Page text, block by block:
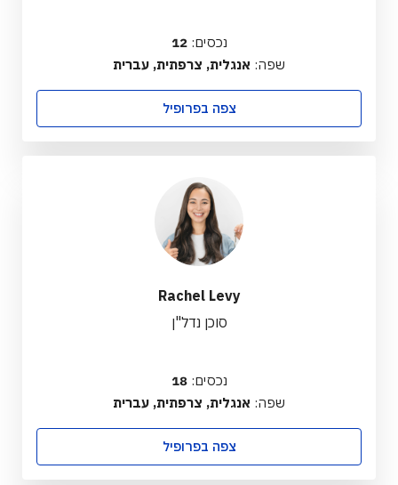
נכסים:12
שפה: אנגלית, צרפתית, עברית
צפה בפרופיל
Rachel Levy
סוכן נדל"ן
נכסים:18
שפה: אנגלית, צרפתית, עברית
צפה בפרופיל